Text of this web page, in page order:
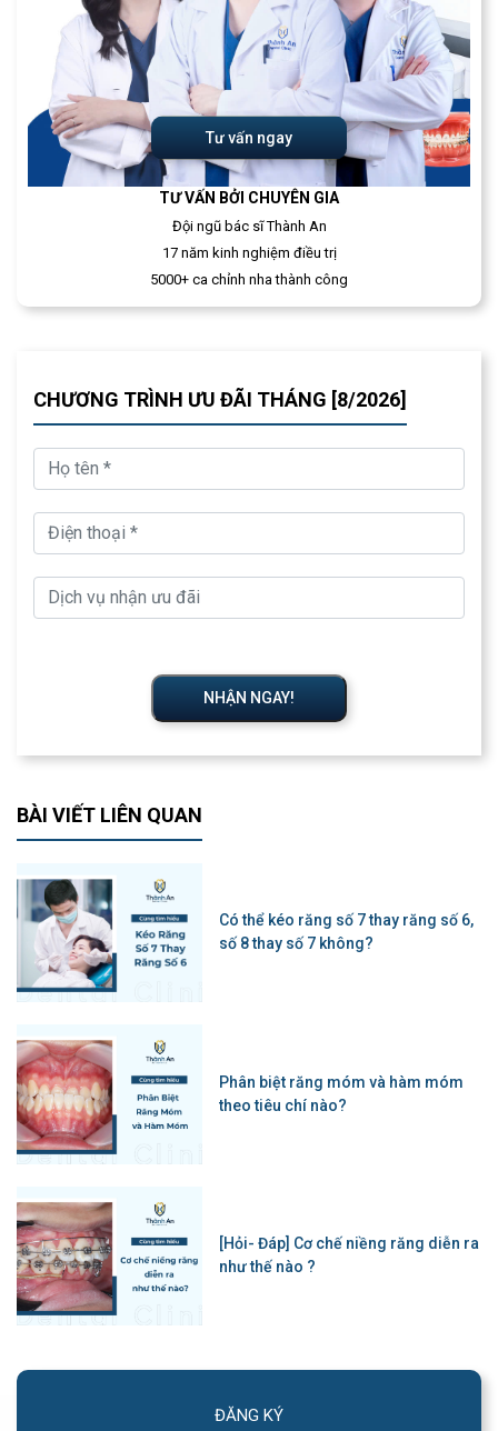
Tư vấn ngay
TƯ VẤN BỞI CHUYÊN GIA
Đội ngũ bác sĩ Thành An
17 năm kinh nghiệm điều trị
5000+ ca chỉnh nha thành công
CHƯƠNG TRÌNH ƯU ĐÃI THÁNG [8/2026]
NHẬN NGAY!
BÀI VIẾT LIÊN QUAN
Có thể kéo răng số 7 thay răng số 6,
số 8 thay số 7 không?
Phân biệt răng móm và hàm móm
theo tiêu chí nào?
[Hỏi- Đáp] Cơ chế niềng răng diễn ra
như thế nào ?
ĐĂNG KÝ